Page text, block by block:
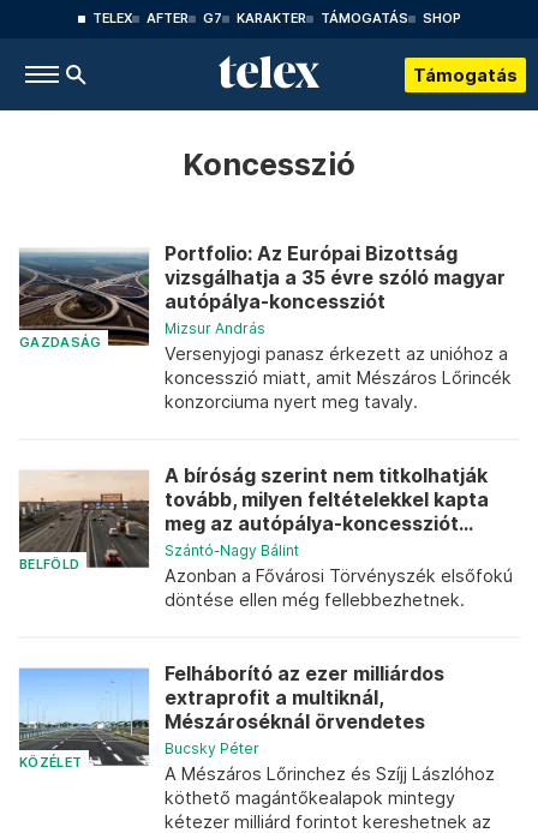
TELEX AFTER G7 KARAKTER TÁMOGATÁS SHOP
Támogatás
Koncesszió
GAZDASÁG
Portfolio: Az Európai Bizottság
vizsgálhatja a 35 évre szóló magyar
autópálya-koncessziót
Mizsur András
Versenyjogi panasz érkezett az unióhoz a
koncesszió miatt, amit Mészáros Lőrincék
konzorciuma nyert meg tavaly.
BELFÖLD
A bíróság szerint nem titkolhatják
tovább, milyen feltételekkel kapta
meg az autópálya-koncessziót...
Szántó-Nagy Bálint
Azonban a Fővárosi Törvényszék elsőfokú
döntése ellen még fellebbezhetnek.
KÖZÉLET
Felháborító az ezer milliárdos
extraprofit a multiknál,
Mészároséknál örvendetes
Bucsky Péter
A Mészáros Lőrinchez és Szíjj Lászlóhoz
köthető magántőkealapok mintegy
kétezer milliárd forintot kereshetnek az